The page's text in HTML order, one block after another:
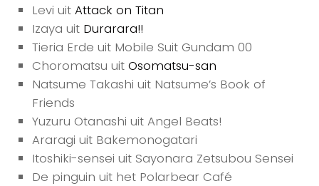
Levi uit Attack on Titan
Izaya uit Durarara!!
Tieria Erde uit Mobile Suit Gundam 00
Choromatsu uit Osomatsu-san
Natsume Takashi uit Natsume’s Book of
Friends
Yuzuru Otanashi uit Angel Beats!
Araragi uit Bakemonogatari
Itoshiki-sensei uit Sayonara Zetsubou Sensei
De pinguin uit het Polarbear Café